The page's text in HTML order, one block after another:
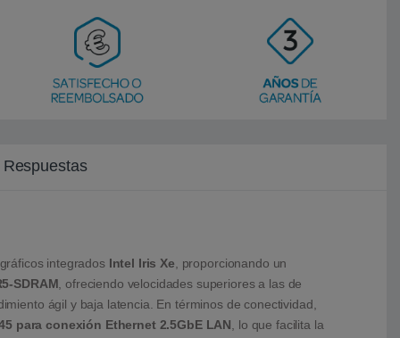
integrados Intel Iris Xe, proporcionando un
SDRAM, ofreciendo velocidades superiores a las de
ágil y baja latencia. En términos de conectividad,
para conexión Ethernet 2.5GbE LAN, lo que facilita la